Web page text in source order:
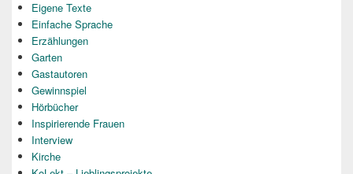
Eigene Texte
Einfache Sprache
Erzählungen
Garten
Gastautoren
Gewinnspiel
Hörbücher
Inspirierende Frauen
Interview
Kirche